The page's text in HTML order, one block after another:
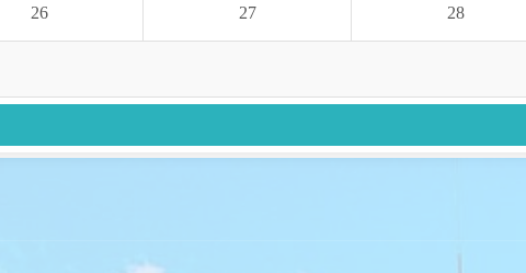
26 27 28